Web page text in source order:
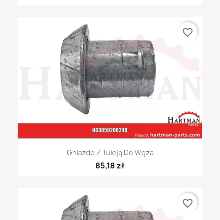
Gniazdo Z Tuleją Do Węża
85,18 zł
favorite_border
favorite_border